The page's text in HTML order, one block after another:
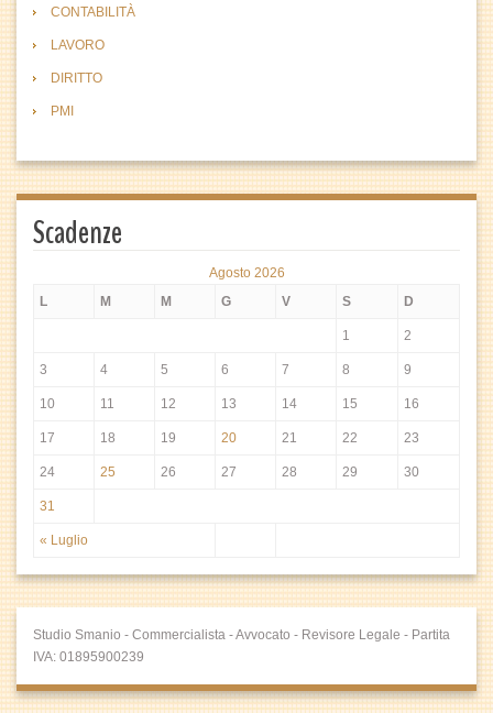
CONTABILITÀ
LAVORO
DIRITTO
PMI
Scadenze
Agosto 2026
L
M M G V S D
« Luglio
1 2
3 4 5 6 7 8 9
10 11 12 13 14 15 16
17 18 19 20 21 22 23
24 25 26 27 28 29 30
31
Studio Smanio - Commercialista - Avvocato - Revisore Legale - Partita
IVA: 01895900239